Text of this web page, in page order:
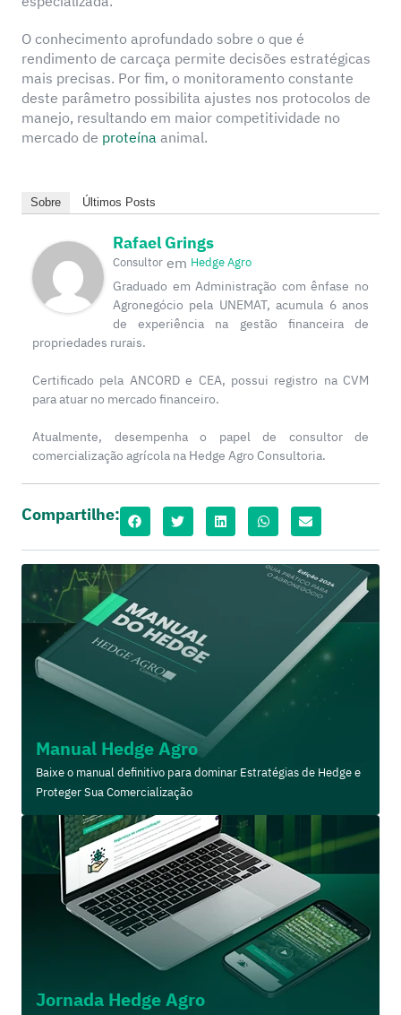
O conhecimento aprofundado sobre o que é
rendimento de carcaça permite decisões estratégicas
mais precisas. Por fim, o monitoramento constante
deste parâmetro possibilita ajustes nos protocolos de
manejo, resultando em maior competitividade no
mercado de proteína animal.
Sobre Últimos Posts
Rafael Grings
Consultor em Hedge Agro
Graduado em Administração com ênfase no
Agronegócio pela UNEMAT, acumula 6 anos
de experiência na gestão financeira de
propriedades rurais.
Certificado pela ANCORD e CEA, possui registro na CVM
para atuar no mercado financeiro.
Atualmente, desempenha o papel de consultor de
comercialização agrícola na Hedge Agro Consultoria.
Compartilhe:
Manual Hedge Agro
Baixe o manual definitivo para dominar Estratégias de Hedge e
Proteger Sua Comercialização
Jornada Hedge Agro